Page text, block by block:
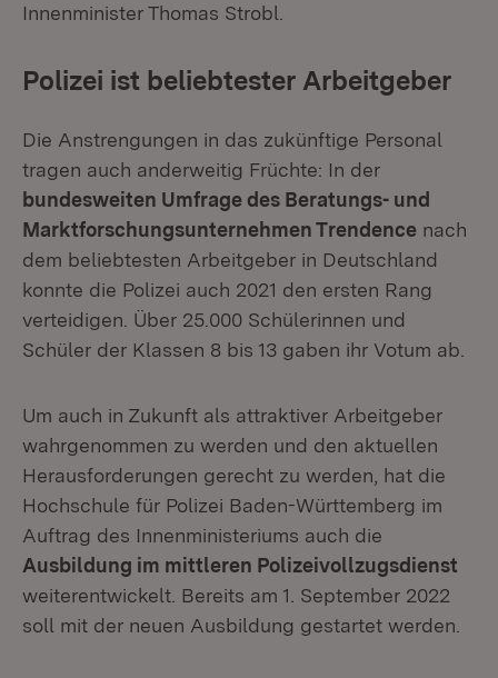
Innenminister Thomas Strobl.
Polizei ist beliebtester Arbeitgeber
Die Anstrengungen in das zukünftige Personal
tragen auch anderweitig Früchte: In der
bundesweiten Umfrage des Beratungs- und
Marktforschungsunternehmen Trendence nach
dem beliebtesten Arbeitgeber in Deutschland
konnte die Polizei auch 2021 den ersten Rang
verteidigen. Über 25.000 Schülerinnen und
Schüler der Klassen 8 bis 13 gaben ihr Votum ab.
Um auch in Zukunft als attraktiver Arbeitgeber
wahrgenommen zu werden und den aktuellen
Herausforderungen gerecht zu werden, hat die
Hochschule für Polizei Baden-Württemberg im
Auftrag des Innenministeriums auch die
Ausbildung im mittleren Polizeivollzugsdienst
weiterentwickelt. Bereits am 1. September 2022
soll mit der neuen Ausbildung gestartet werden.